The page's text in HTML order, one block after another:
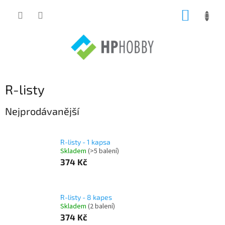
R-listy
Nejprodávanější
R-listy - 1 kapsa
Skladem (>5 balení)
374 Kč
R-listy - 8 kapes
Skladem (2 balení)
374 Kč